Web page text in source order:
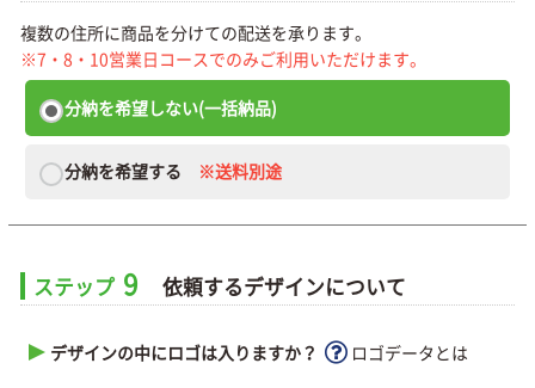
複数の住所に商品を分けての配送を承ります。
※7・8・10営業日コースでのみご利用いただけます。
分納を希望しない(一括納品)
分納を希望する ※送料別途
ステップ 9 依頼するデザインについて
デザインの中にロゴは入りますか？ ロゴデータとは